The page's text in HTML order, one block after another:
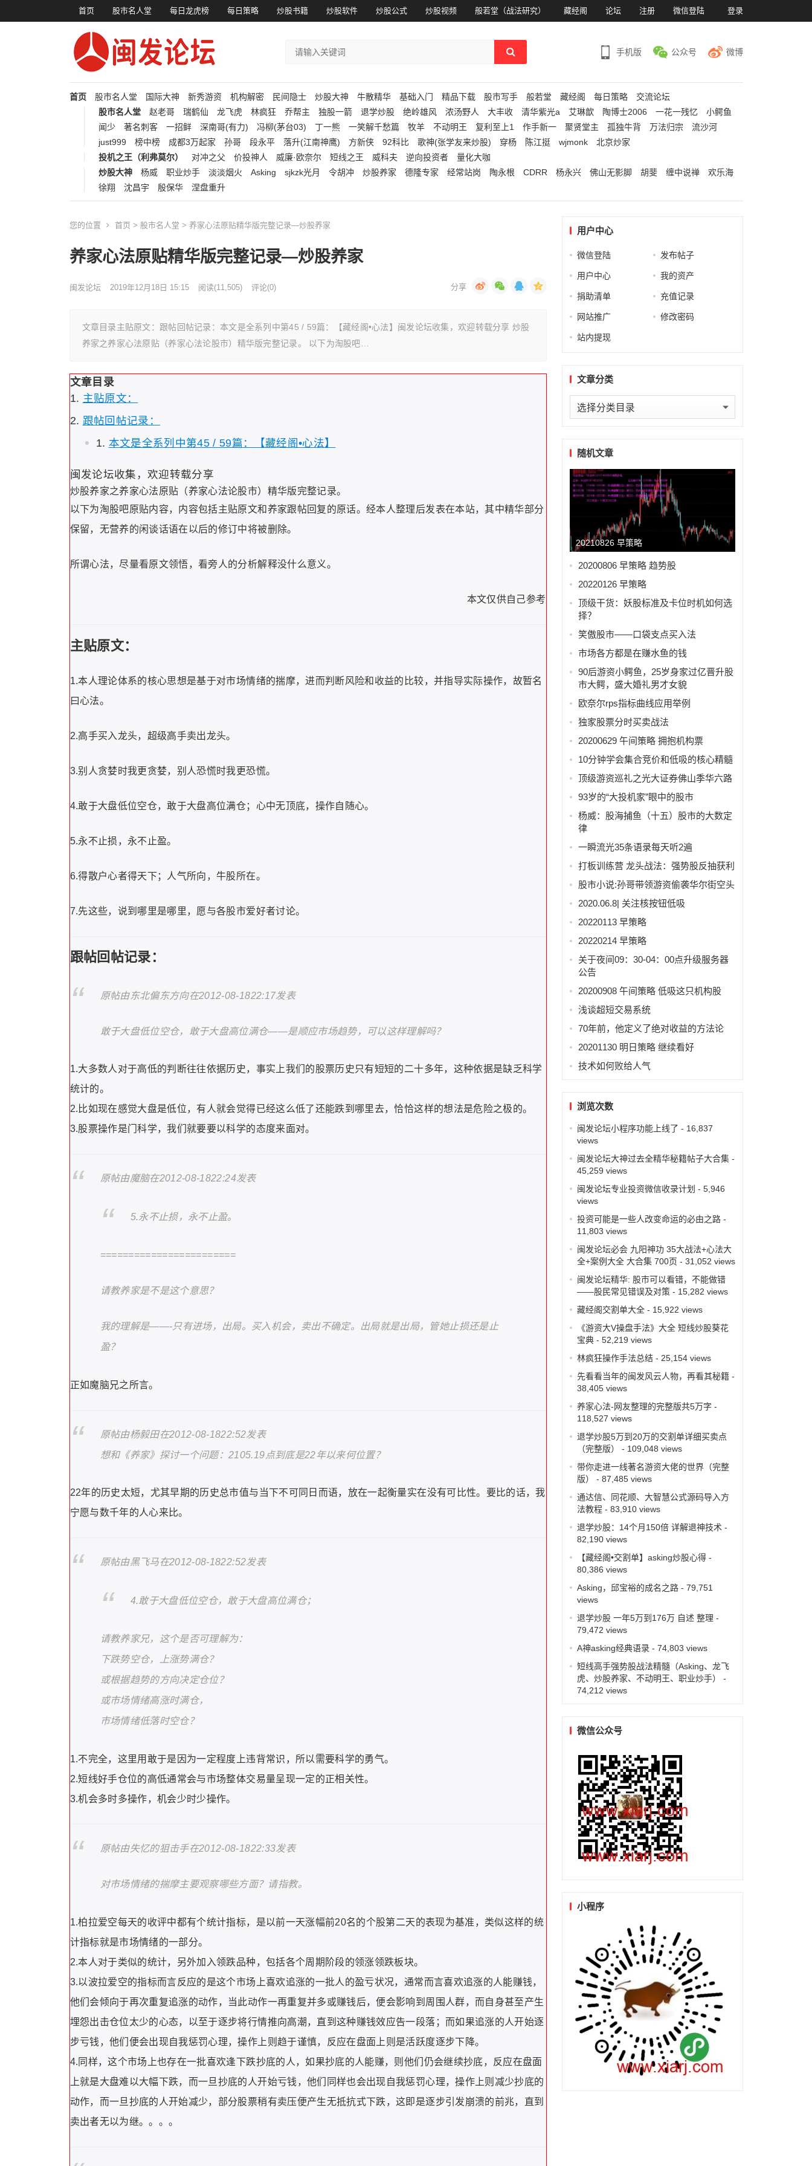
首页 股市名人堂 每日龙虎榜 每日策略 炒股书籍 炒股软件 炒股公式 炒股视频 般若堂（战法研究） 藏经阁 论坛 注册 微信登陆 登录
手机版 公众号 微博
首页 股市名人堂 国际大神 新秀游资 机构解密 民间隐士 炒股大神 牛散精华 基础入门 精品下载 股市写手 般若堂 藏经阁 每日策略
交流论坛
股市名人堂
赵老哥 瑞鹤仙 龙飞虎 林疯狂 乔帮主 独股一箭 退学炒股 绝岭雄风 浓汤野人 大丰收 清华紫光a 艾琳歆 陶博士2006 一花一残忆
小鳄鱼
闻少
著名刺客 一招鲜 深南哥(有力) 冯柳(茅台03) 丁一熊 一笑解千愁篇 牧羊 不动明王 复利至上1 作手新一 聚贤堂主 孤独牛背 万法归宗
流沙河
just999
榜中榜 成都3万起家 孙哥 段永平 落升(江南神鹰) 方新侠 92科比 歌神(张学友来炒股) 穿杨 陈江挺 wjmonk
北京炒家
投机之王（利弗莫尔）
对冲之父 价投神人 威廉·欧奈尔 短线之王 威科夫 逆向投资者
量化大咖
炒股大神
杨威 职业炒手 淡淡烟火 Asking sjkzk光月 令胡冲 炒股养家 德隆专家 经常站岗 陶永根 CDRR 杨永兴 佛山无影脚 胡斐 缠中说禅
欢乐海
徐翔
沈昌宇 殷保华 涅盘重升
您的位置 首页 > 股市名人堂 > 养家心法原贴精华版完整记录—炒股养家
养家心法原贴精华版完整记录—炒股养家
闽发论坛 2019年12月18日 15:15 阅读(11,505) 评论(0)
文章目录主贴原文：跟帖回帖记录：本文是全系列中第45 / 59篇：【藏经阁•心法】闽发论坛收集，欢迎转载分享 炒股
养家之养家心法原贴（养家心法论股市）精华版完整记录。 以下为淘股吧…
文章目录
主贴原文：
跟帖回帖记录：
本文是全系列中第45 / 59篇：【藏经阁•心法】
闽发论坛收集，欢迎转载分享
炒股养家之养家心法原贴（养家心法论股市）精华版完整记录。
以下为淘股吧原贴内容，内容包括主贴原文和养家跟帖回复的原话。经本人整理后发表在本站，其中精华部分
保留，无营养的闲谈话语在以后的修订中将被删除。
所谓心法，尽量看原文领悟，看旁人的分析解释没什么意义。
本文仅供自己参考
主贴原文：
1.本人理论体系的核心思想是基于对市场情绪的揣摩，进而判断风险和收益的比较，并指导实际操作，故暂名
曰心法。
2.高手买入龙头，超级高手卖出龙头。
3.别人贪婪时我更贪婪，别人恐慌时我更恐慌。
4.敢于大盘低位空仓，敢于大盘高位满仓；心中无顶底，操作自随心。
5.永不止损，永不止盈。
6.得散户心者得天下；人气所向，牛股所在。
7.先这些，说到哪里是哪里，愿与各股市爱好者讨论。
跟帖回帖记录：
原帖由东北偏东方向在2012-08-1822:17发表
敢于大盘低位空仓，敢于大盘高位满仓——是顺应市场趋势，可以这样理解吗？
1.大多数人对于高低的判断往往依据历史，事实上我们的股票历史只有短短的二十多年，这种依据是缺乏科学
统计的。
2.比如现在感觉大盘是低位，有人就会觉得已经这么低了还能跌到哪里去，恰恰这样的想法是危险之极的。
3.股票操作是门科学，我们就要要以科学的态度来面对。
原帖由魔脑在2012-08-1822:24发表
5.永不止损，永不止盈。
========================
请教养家是不是这个意思？
我的理解是——-只有进场，出局。买入机会，卖出不确定。出局就是出局，管她止损还是止
盈？
正如魔脑兄之所言。
原帖由杨毅田在2012-08-1822:52发表
想和《养家》探讨一个问题：2105.19点到底是22年以来何位置？
22年的历史太短，尤其早期的历史总市值与当下不可同日而语，放在一起衡量实在没有可比性。要比的话，我
宁愿与数千年的人心来比。
原帖由黑飞马在2012-08-1822:52发表
4.敢于大盘低位空仓，敢于大盘高位满仓；
请教养家兄，这个是否可理解为：
下跌势空仓，上涨势满仓？
或根据趋势的方向决定仓位？
或市场情绪高涨时满仓，
市场情绪低落时空仓？
1.不完全，这里用敢于是因为一定程度上违背常识，所以需要科学的勇气。
2.短线好手仓位的高低通常会与市场整体交易量呈现一定的正相关性。
3.机会多时多操作，机会少时少操作。
原帖由失忆的狙击手在2012-08-1822:33发表
对市场情绪的揣摩主要观察哪些方面？请指教。
1.柏拉爱空每天的收评中都有个统计指标，是以前一天涨幅前20名的个股第二天的表现为基准，类似这样的统
计指标就是市场情绪的一部分。
2.本人对于类似的统计，另外加入领跌品种，包括各个周期阶段的领涨领跌板块。
3.以波拉爱空的指标而言反应的是这个市场上喜欢追涨的一批人的盈亏状况，通常而言喜欢追涨的人能赚钱，
他们会倾向于再次重复追涨的动作，当此动作一再重复并多或赚钱后，便会影响到周围人群，而自身甚至产生
埋怨出击仓位太少的心态，以至于逐步将行情推向高潮，直到这种赚钱效应告一段落；而如果追涨的人开始逐
步亏钱，他们便会出现自我惩罚心理，操作上则趋于谨慎，反应在盘面上则是活跃度逐步下降。
4.同样，这个市场上也存在一批喜欢逢下跌抄底的人，如果抄底的人能赚，则他们仍会继续抄底，反应在盘面
上就是大盘难以大幅下跌，而一旦抄底的人开始亏钱，他们同样也会出现自我惩罚心理，操作上则减少抄底的
动作，而一旦抄底的人开始减少，部分股票稍有卖压便产生无抵抗式下跌，这即是逐步引发崩溃的前兆，直到
卖出者无以为继。。。。
用户中心
微信登陆 发布帖子
用户中心 我的资产
捐助清单 充值记录
网站推广 修改密码
站内提现
文章分类
文
章
类随机文章
20210826 早策略
20200806 早策略 趋势股
20220126 早策略
顶级干货：妖股标准及卡位时机如何选
择？
笑傲股市——口袋支点买入法
市场各方都是在赚水鱼的钱
90后游资小鳄鱼，25岁身家过亿晋升股
市大鳄，盛大婚礼男才女貌
欧奈尔rps指标曲线应用举例
独家股票分时买卖战法
20200629 午间策略 拥抱机构票
10分钟学会集合竞价和低吸的核心精髓
顶级游资巡礼之光大证券佛山季华六路
93岁的“大投机家”眼中的股市
杨威：股海捕鱼（十五）股市的大数定
律
一瞬流光35条语录每天听2遍
打板训练营 龙头战法：强势股反抽获利
股市小说:孙哥带领游资偷袭华尔街空头
2020.06.8| 关注核按钮低吸
20220113 早策略
20220214 早策略
关于夜间09：30-04：00点升级服务器
公告
20200908 午间策略 低吸这只机构股
浅谈超短交易系统
70年前，他定义了绝对收益的方法论
20201130 明日策略 继续看好
技术如何败给人气
浏览次数
闽发论坛小程序功能上线了 - 16,837
views
闽发论坛大神过去全精华秘籍帖子大合集-
45,259 views
闽发论坛专业投资微信收录计划 - 5,946
views
投资可能是一些人改变命运的必由之路-
11,803 views
闽发论坛必会 九阳神功 35大战法+心法大
全+案例大全 大合集 700页 - 31,052 views
闽发论坛精华: 股市可以看错，不能做错
——股民常见错误及对策- 15,282 views
藏经阁交割单大全- 15,922 views
《游资大V操盘手法》大全 短线炒股葵花
宝典- 52,219 views
林疯狂操作手法总结- 25,154 views
先看看当年的闽发风云人物，再看其秘籍-
38,405 views
养家心法-网友整理的完整版共5万字 -
118,527 views
退学炒股5万到20万的交割单详细买卖点
（完整版）
- 109,048 views
带你走进一线著名游资大佬的世界（完整
版）
- 87,485 views
通达信、同花顺、大智慧公式源码导入方
法教程- 83,910 views
退学炒股：14个月150倍 详解退神技术 -
82,190 views
【藏经阁•交割单】asking炒股心得-
80,386 views
Asking，邱宝裕的成名之路- 79,751
views
退学炒股 一年5万到176万 自述 整理 -
79,472 views
A神asking经典语录- 74,803 views
短线高手强势股战法精髓（Asking、龙飞
虎、炒股养家、不动明王、职业炒手）
-
74,212 views
微信公众号
小程序